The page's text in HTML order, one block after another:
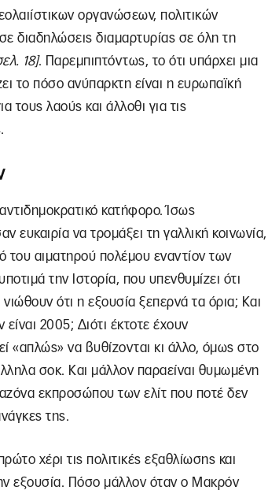
οργανώσεων, πολιτικών
διαδηλώσεις διαμαρτυρίας σε όλη τη
18]. Παρεμπιπτόντως, το ότι υπάρχει μια
το πόσο ανύπαρκτη είναι η ευρωπαϊκή
τους λαούς και άλλοθι για τις
κατήφορο. Ίσως
ευκαιρία να τρομάξει τη γαλλική κοινωνία,
του αιματηρού πολέμου εναντίον των
την Ιστορία, που υπενθυμίζει ότι
ότι η εξουσία ξεπερνά τα όρια; Και
2005; Διότι έκτοτε έχουν
«απλώς» να βυθίζονται κι άλλο, όμως στο
σοκ. Και μάλλον παραείναι θυμωμένη
εκπροσώπου των ελίτ που ποτέ δεν
της.
χέρι τις πολιτικές εξαθλίωσης και
εξουσία. Πόσο μάλλον όταν ο Μακρόν